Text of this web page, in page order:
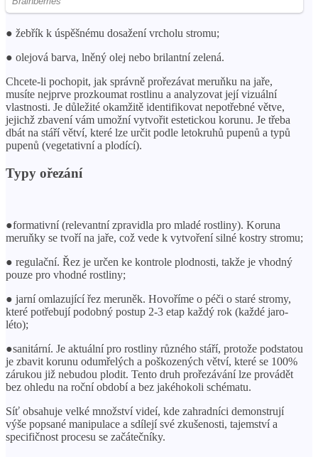
● žebřík k úspěšnému dosažení vrcholu stromu;
● olejová barva, lněný olej nebo brilantní zelená.
Chcete-li pochopit, jak správně prořezávat meruňku na jaře,
musíte nejprve prozkoumat rostlinu a analyzovat její vizuální
vlastnosti. Je důležité okamžitě identifikovat nepotřebné větve,
jejichž zbavení vám umožní vytvořit estetickou korunu. Je třeba
dbát na stáří větví, které lze určit podle letokruhů pupenů a typů
pupenů (vegetativní a plodící).
Typy ořezání
●formativní (relevantní zpravidla pro mladé rostliny). Koruna
meruňky se tvoří na jaře, což vede k vytvoření silné kostry stromu;
● regulační. Řez je určen ke kontrole plodnosti, takže je vhodný
pouze pro vhodné rostliny;
● jarní omlazující řez meruněk. Hovoříme o péči o staré stromy,
které potřebují podobný postup 2-3 etap každý rok (každé jaro-
léto);
●sanitární. Je aktuální pro rostliny různého stáří, protože podstatou
je zbavit korunu odumřelých a poškozených větví, které se 100%
zárukou již nebudou plodit. Tento druh prořezávání lze provádět
bez ohledu na roční období a bez jakéhokoli schématu.
Síť obsahuje velké množství videí, kde zahradníci demonstrují
výše popsané manipulace a sdílejí své zkušenosti, tajemství a
specifičnost procesu se začátečníky.